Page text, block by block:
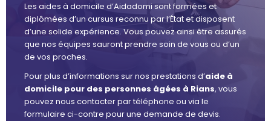
Les aides à domicile d’Aidadomi sont formées et
diplômées d’un cursus reconnu par l’État et disposent
d’une solide expérience. Vous pouvez ainsi être assurés
que nos équipes sauront prendre soin de vous ou d’un
de vos proches.
Pour plus d’informations sur nos prestations d’aide à
domicile pour des personnes âgées à Rians, vous
pouvez nous contacter par téléphone ou via le
formulaire ci-contre pour une demande de devis.